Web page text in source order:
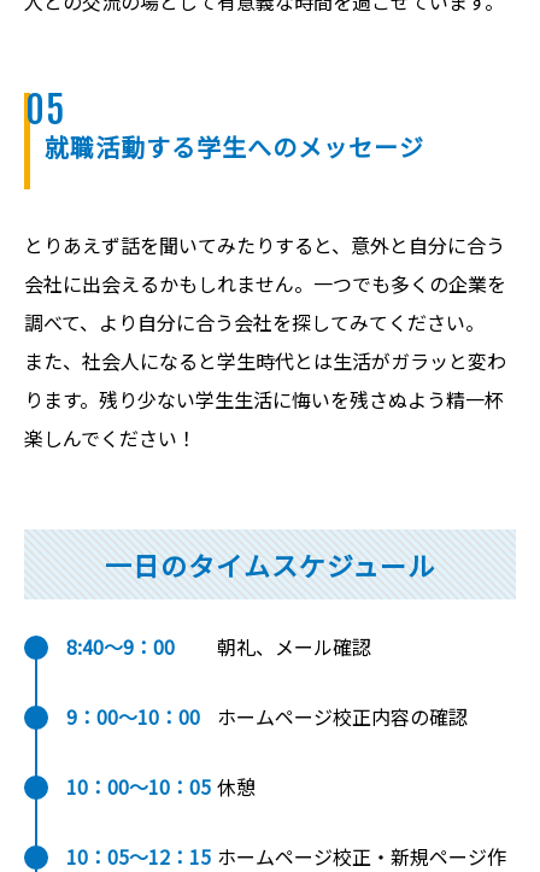
05
就職活動する学生へのメッセージ
とりあえず話を聞いてみたりすると、意外と自分に合う
会社に出会えるかもしれません。一つでも多くの企業を
調べて、より自分に合う会社を探してみてください。
また、社会人になると学生時代とは生活がガラッと変わ
ります。残り少ない学生生活に悔いを残さぬよう精一杯
楽しんでください！
一日のタイムスケジュール
8:40～9：00 朝礼、メール確認
9：00～10：00 ホームページ校正内容の確認
10：00～10：05 休憩
10：05～12：15 ホームページ校正・新規ページ作